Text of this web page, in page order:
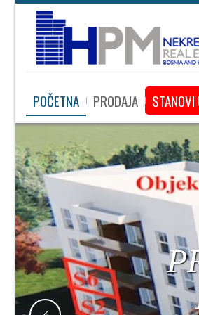
POČETNA PRODAJA STANOVI